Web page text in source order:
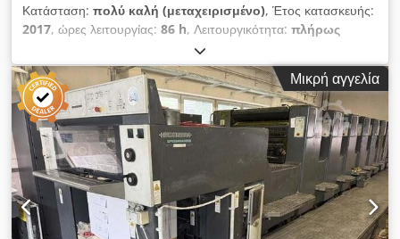
Κατάσταση: πολύ καλή (μεταχειρισμένο), Έτος κατασκευής:
2017, ώρες λειτουργίας: 86 h, Λειτουργικότητα: πλήρως
, αριθμός μηχανήματος/οχήματος:
63 x 92 εκ., τροφοδότης τύπου V, τροφοδότης με ταινία
αναρρόφησης, προρύθμιση πλευρικής στοίχισης, προρύθμιση
μεγέθους χαρτιού, πλήρως αυτόματα σύστημα αλλαγής
πλακών Ryobi, τηλεχειρισμός μητρώου πλακών, Ryobi PCS-G
έλεγχος εκτύπωσης, PDS-E spectrojet, σύστημα υγροποίησης
αλκοόλης Ryobi D-matic, έλεγχος θερμοκρασίας κυλίνδρων
μελανιού, αυτόματος καθαρισμός blanket, αυτόματος
καθαρισμός κυλίνδρων. Djdpfx Aowzvzmjaijkr
Μικρή αγγελία